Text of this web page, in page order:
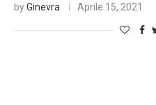
byGinevra Aprile 15, 2021